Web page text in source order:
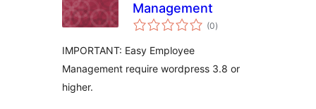
Management
(0értékelés
összesen
)
IMPORTANT: Easy Employee
Management require wordpress 3.8 or
higher.